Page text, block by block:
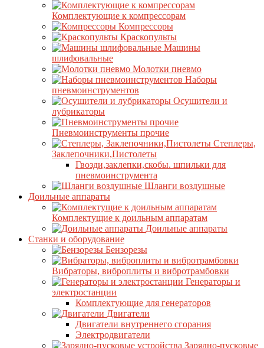
Комплектующие к компрессорам
Компрессоры
Краскопульты
Машины
шлифовальные
Молотки пневмо
Наборы
пневмоинструментов
Осушители и
лубрикаторы
Пневмоинструменты прочие
Степлеры,
Заклепочники,Пистолеты
Гвозди,заклепки,скобы. шпильки для
пневмоинструмента
Шланги воздушные
Доильные аппараты
Комплектущие к доильным аппаратам
Доильные аппараты
Станки и оборудование
Бензорезы
Вибраторы, виброплиты и вибротрамбовки
Генераторы и
электростанции
Комплектующие для генераторов
Двигатели
Двигатели внутреннего сгорания
Электродвигатели
Зарядно-пусковые